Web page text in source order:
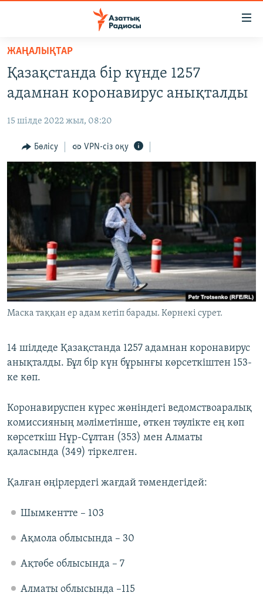
Skip
main
content
to
Navigation
Skip
to
Search
САЯСАТ
ҚАҢТАР ОҚИҒАСЫ
АДАМ ҚҰҚЫҚТАРЫ
ӘЛЕУМЕТ
ӘЛЕМ
АРНАЙЫ ЖОБАЛАР
Русский
ЖАЗЫЛЫҢЫЗ
ЖАҢАЛЫҚТАР
Қазақстанда бір күнде 1257
адамнан коронавирус анықталды
15 шілде 2022 жыл, 08:20
Бөлісу VPN-сіз оқу
Маска таққан ер адам кетіп барады. Көрнекі сурет.
14 шілдеде Қазақстанда 1257 адамнан коронавирус
анықталды. Бұл бір күн бұрынғы көрсеткіштен 153-
ке көп.
Коронавируспен күрес жөніндегі ведомствоаралық
комиссияның мәліметінше, өткен тәулікте ең көп
көрсеткіш Нұр-Сұлтан (353) мен Алматы
қаласында (349) тіркелген.
Қалған өңірлердегі жағдай төмендегідей:
Шымкентте – 103
Ақмола облысында – 30
Ақтөбе облысында – 7
Алматы облысында –115